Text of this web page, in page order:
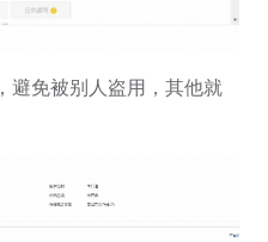
避免被别人盗用，其他就